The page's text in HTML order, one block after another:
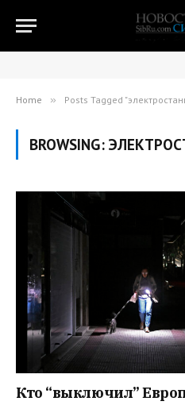
Home » Posts Tagged
BROWSING:
Кто “выключил”